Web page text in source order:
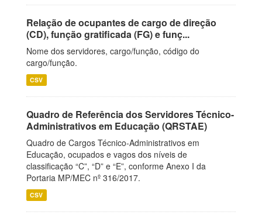
Relação de ocupantes de cargo de direção
(CD), função gratificada (FG) e funç...
Nome dos servidores, cargo/função, código do
cargo/função.
CSV
Quadro de Referência dos Servidores Técnico-
Administrativos em Educação (QRSTAE)
Quadro de Cargos Técnico-Administrativos em
Educação, ocupados e vagos dos níveis de
classificação “C”, “D” e “E”, conforme Anexo I da
Portaria MP/MEC nº 316/2017.
CSV